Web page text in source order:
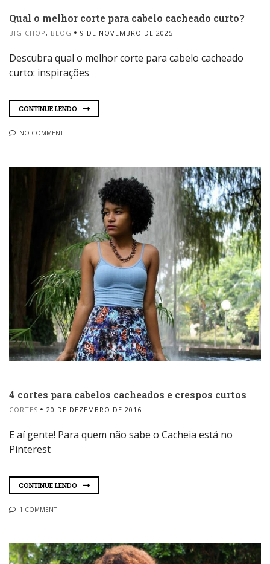
Qual o melhor corte para cabelo cacheado curto?
BIG CHOP , BLOG 9 DE NOVEMBRO DE 2025
Descubra qual o melhor corte para cabelo cacheado
curto: inspirações
CONTINUE LENDO
NO COMMENT
4 cortes para cabelos cacheados e crespos curtos
CORTES 20 DE DEZEMBRO DE 2016
E aí gente! Para quem não sabe o Cacheia está no
Pinterest
CONTINUE LENDO
1 COMMENT